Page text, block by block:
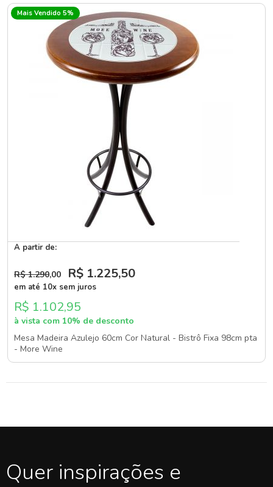
Mais Vendido 5%
A partir de:
R$ 1.290,00 R$ 1.225,50
em até 10x sem juros
R$ 1.102,95
à vista com 10% de desconto
Mesa Madeira Azulejo 60cm Cor Natural - Bistrô Fixa 98cm pta
- More Wine
Quer inspirações e